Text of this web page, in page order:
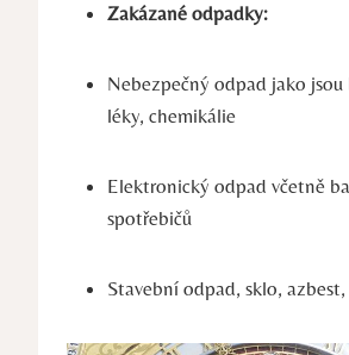
Zakázané odpadky:
Nebezpečný odpad jako jsou
léky, chemikálie
Elektronický odpad včetně
spotřebičů
Stavební odpad, sklo,